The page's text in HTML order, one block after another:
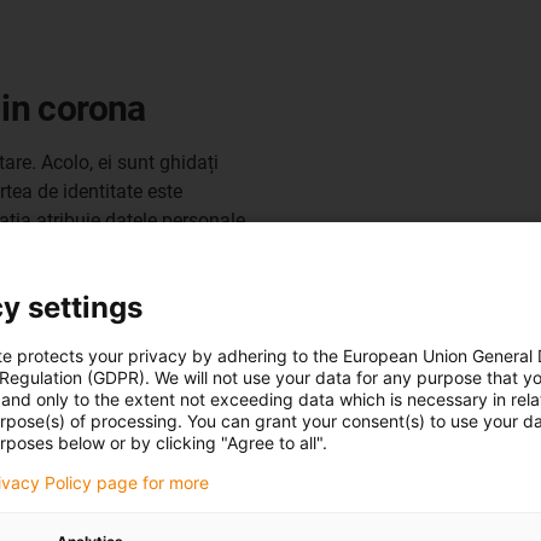
corona
Acolo, ei sunt ghidați
de identitate este
atribuie datele personale
de bare. Aici intervine
eprubeta pentru
de un profesionist din
astfel încât testul să
pune tubul la loc, iar
transportat la laborator.
de infecții și reduce
de testare durează în jur
de două persoane în
de ore.
settings
protects your privacy by adhering to the European Union General
(GDPR). We will not use your data for any purpose that
only to the extent not exceeding data which is necessary in
of processing. You can grant your consent(s) to use your
below or by clicking "Agree to all".
Policy page for more